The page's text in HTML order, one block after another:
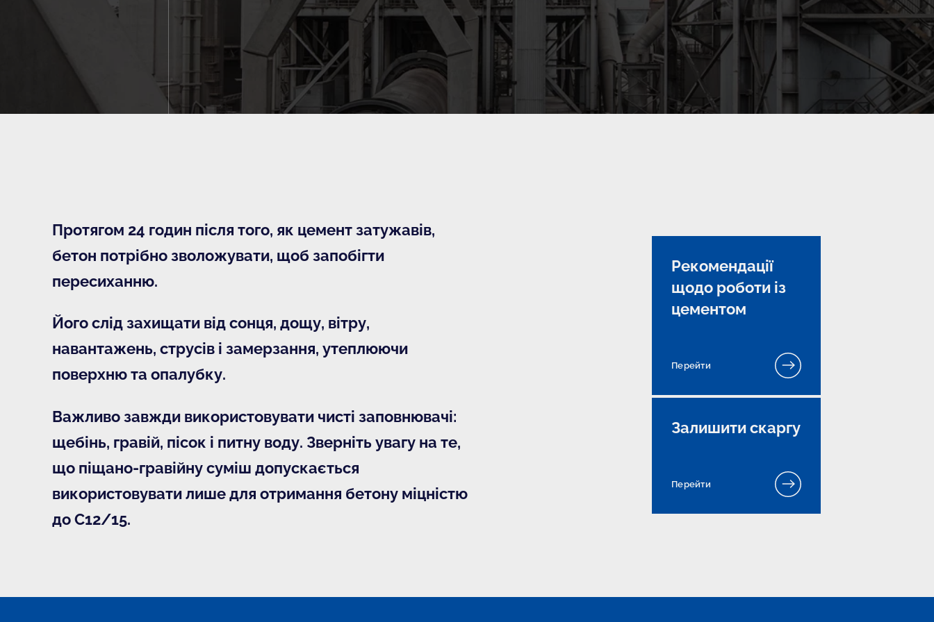
Протягом 24 годин після того, як цемент затужавів,
бетон потрібно зволожувати, щоб запобігти
пересиханню.
Його слід захищати від сонця, дощу, вітру,
навантажень, струсів і замерзання, утеплюючи
поверхню та опалубку.
Важливо завжди використовувати чисті заповнювачі:
щебінь, гравій, пісок і питну воду. Зверніть увагу на те,
що піщано-гравійну суміш допускається
використовувати лише для отримання бетону міцністю
до С12/15.
Рекомендації
щодо роботи із
цементом
Перейти
Залишити скаргу
Перейти